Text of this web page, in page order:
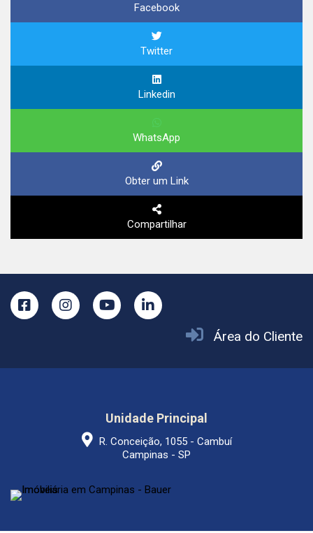
Facebook
Twitter
Linkedin
WhatsApp
Obter um Link
Compartilhar
Área do Cliente
Unidade Principal
R. Conceição, 1055 - Cambuí
Campinas - SP